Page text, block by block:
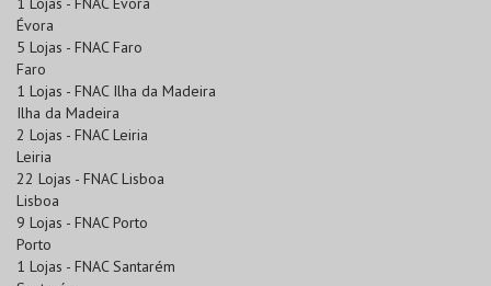
Évora
5 Lojas - FNAC Faro
Faro
1 Lojas - FNAC Ilha da Madeira
Ilha da Madeira
2 Lojas - FNAC Leiria
Leiria
22 Lojas - FNAC Lisboa
Lisboa
9 Lojas - FNAC Porto
Porto
1 Lojas - FNAC Santarém